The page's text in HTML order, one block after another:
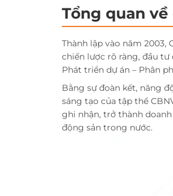
Tổng quan
Thành lập vào năm
chiến lược rõ ràng, đầu
Phát triển dự án – Phân
Bằng sự đoàn kết, năng
sáng tạo của tập thể
ghi nhận, trở thành
động sản trong nước.